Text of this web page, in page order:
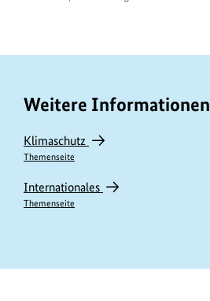
Weitere Informationen
Klimaschutz
Themenseite
Internationales
Themenseite